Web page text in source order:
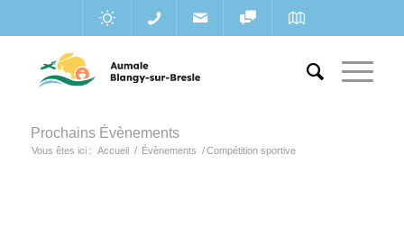
Prochains Évènements
Vous êtes ici : Accueil / Évènements / Compétition sportive